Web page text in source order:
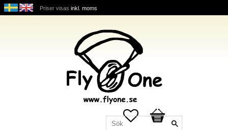
Priser visas inkl. moms
Favoriter
Kundvagn